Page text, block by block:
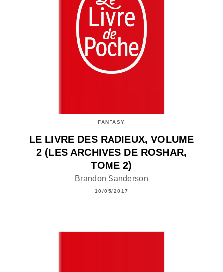
FANTASY
LE LIVRE DES RADIEUX, VOLUME
2 (LES ARCHIVES DE ROSHAR,
TOME 2)
Brandon Sanderson
10/05/2017